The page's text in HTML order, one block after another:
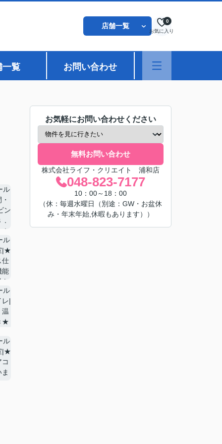
店舗一覧
お気に入り
0
一覧 お問い合わせ
お気軽にお問い合わせください
無料お問い合わせ
株式会社ライフ・クリエイト 浦和店
048-823-7177
10：00～18：00
（休：毎週水曜日（別途：GW・お盆休
み・年末年始,休暇もあります））